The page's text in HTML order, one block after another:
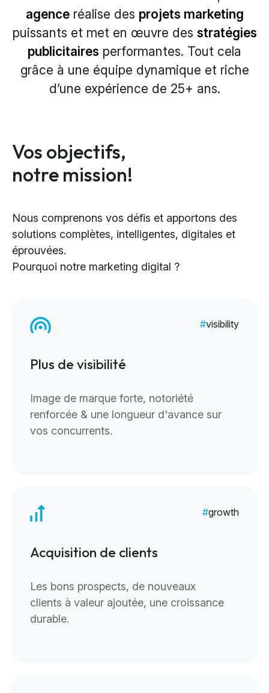
agence réalise des projets marketing
puissants et met en œuvre des stratégies
publicitaires performantes. Tout cela
grâce à une équipe dynamique et riche
d’une expérience de 25+ ans.
Vos objectifs,
notre mission!
Nous comprenons vos défis et apportons des
solutions complètes, intelligentes, digitales et
éprouvées.
Pourquoi notre marketing digital ?
visibility
Plus de visibilité
Image de marque forte, notoriété
renforcée & une longueur d'avance sur
vos concurrents.
growth
Acquisition de clients
Les bons prospects, de nouveaux
clients à valeur ajoutée, une croissance
durable.